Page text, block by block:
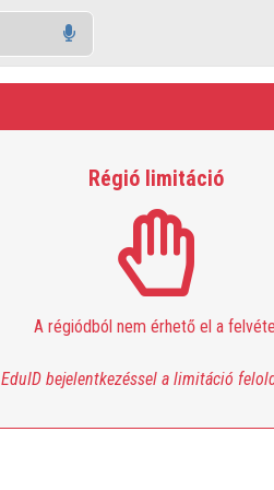
Régió limitáció
A régiódból nem érhető el a
EduID bejelentkezéssel a limitáció